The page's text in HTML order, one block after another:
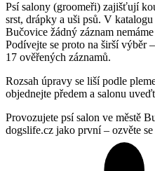
Psí salony (groomeři) zajišťují
srst, drápky a uši psů. V
Bučovice žádný záznam
Podívejte se proto na širší výběr
17 ověřených záznamů.
Rozsah úpravy se liší podle
objednejte předem a salonu
Provozujete psí salon ve městě
dogslife.cz jako první – ozvěte se